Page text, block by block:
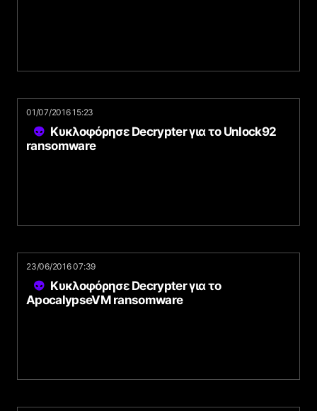
01/07/2016 15:23
Κυκλοφόρησε Decrypter για το Unlock92
ransomware
23/06/2016 07:39
Κυκλοφόρησε Decrypter για το
ApocalypseVM ransomware